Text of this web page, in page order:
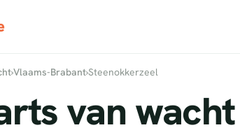
›Vlaams-Brabant›Steenokkerzeel
van